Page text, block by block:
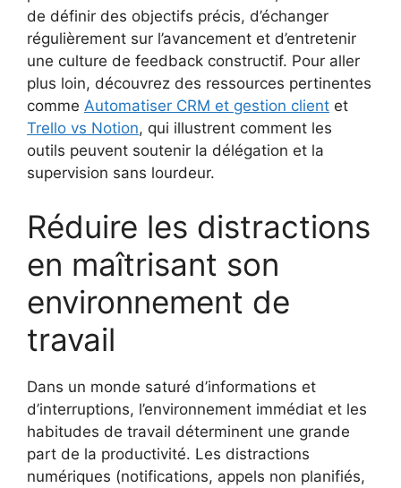
de définir des objectifs précis, d’échanger
régulièrement sur l’avancement et d’entretenir
une culture de feedback constructif. Pour aller
plus loin, découvrez des ressources pertinentes
comme Automatiser CRM et gestion client et
Trello vs Notion, qui illustrent comment les
outils peuvent soutenir la délégation et la
supervision sans lourdeur.
Réduire les distractions
en maîtrisant son
environnement de
travail
Dans un monde saturé d’informations et
d’interruptions, l’environnement immédiat et les
habitudes de travail déterminent une grande
part de la productivité. Les distractions
numériques (notifications, appels non planifiés,